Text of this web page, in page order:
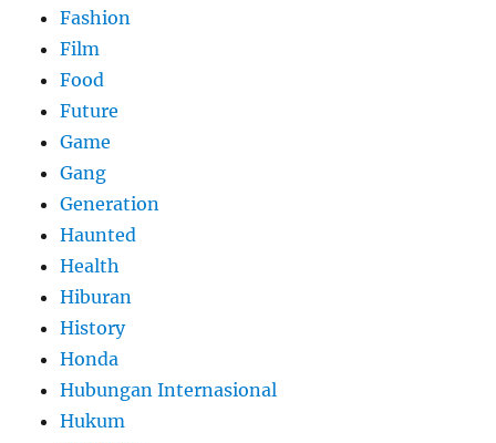
Fashion
Film
Food
Future
Game
Gang
Generation
Haunted
Health
Hiburan
History
Honda
Hubungan Internasional
Hukum